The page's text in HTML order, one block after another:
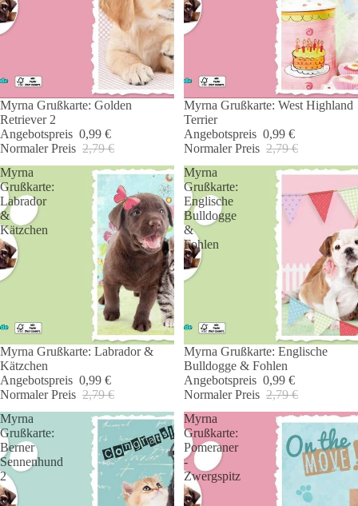
Angebot 🐾
Myrna Grußkarte: Golden
Retriever 2
Angebotspreis 0,99 €
Normaler Preis 2,79 €
Angebot 🐾
Myrna Grußkarte: West Highland
Terrier
Angebotspreis 0,99 €
Normaler Preis 2,79 €
Myrna
Grußkarte:
Labrador
&
Kätzchen
Angebot 🐾
Myrna Grußkarte: Labrador &
Kätzchen
Angebotspreis 0,99 €
Normaler Preis 2,79 €
Myrna
Grußkarte:
Englische
Bulldogge
&
Fohlen
Angebot 🐾
Myrna Grußkarte: Englische
Bulldogge & Fohlen
Angebotspreis 0,99 €
Normaler Preis 2,79 €
Myrna
Grußkarte:
Berner
Sennenhund
2
Myrna
Grußkarte:
Pomeraner
-
Zwergspitz